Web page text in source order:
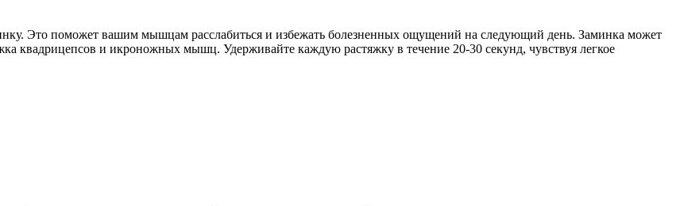
Это поможет вашим мышцам расслабиться и избежать болезненных ощущений на следующий день. Заминка может
квадрицепсов и икроножных мышц. Удерживайте каждую растяжку в течение 20-30 секунд, чувствуя легкое